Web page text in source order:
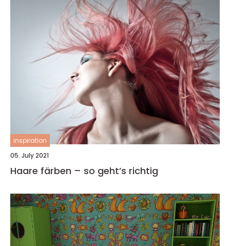
inspiration
05. July 2021
Haare färben – so geht’s richtig